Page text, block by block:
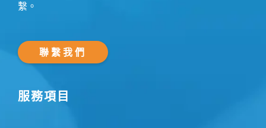
繫。
聯繫我們
服務項目